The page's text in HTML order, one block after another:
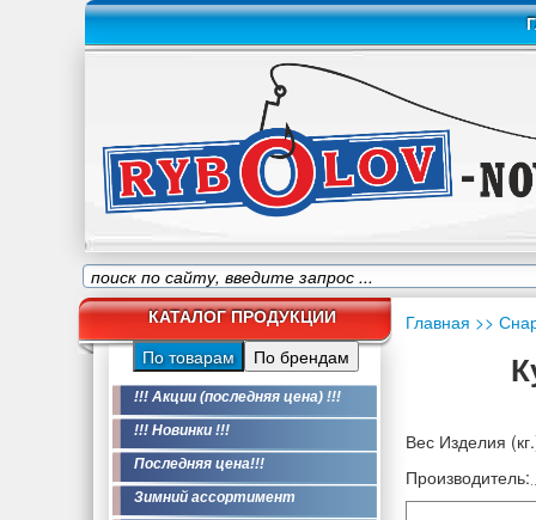
КАТАЛОГ ПРОДУКЦИИ
По товарам По брендам
!!! Акции (последняя цена) !!!
!!! Новинки !!!
Последняя цена!!!
Зимний ассортимент
Главная >>
Вес Изделия
Производитель: